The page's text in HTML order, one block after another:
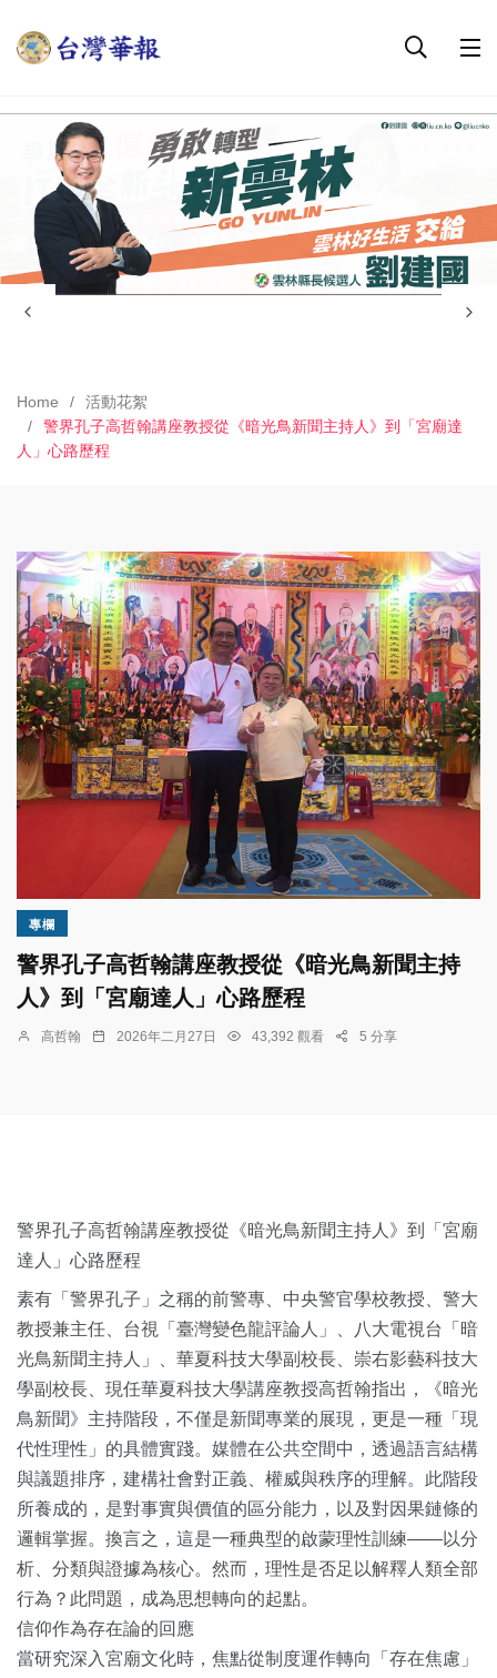
Home
活動花絮
警界孔子高哲翰講座教授從《暗光鳥新聞主持人》到「宮廟達
人」心路歷程
專欄
警界孔子高哲翰講座教授從《暗光鳥新聞主持
人》到「宮廟達人」心路歷程
高哲翰 2026年二月27日 43,392 觀看 5 分享
警界孔子高哲翰講座教授從《暗光鳥新聞主持人》到「宮廟
達人」心路歷程
素有「警界孔子」之稱的前警專、中央警官學校教授、警大
教授兼主任、台視「臺灣變色龍評論人」、八大電視台「暗
光鳥新聞主持人」、華夏科技大學副校長、崇右影藝科技大
學副校長、現任華夏科技大學講座教授高哲翰指出，《暗光
鳥新聞》主持階段，不僅是新聞專業的展現，更是一種「現
代性理性」的具體實踐。媒體在公共空間中，透過語言結構
與議題排序，建構社會對正義、權威與秩序的理解。此階段
所養成的，是對事實與價值的區分能力，以及對因果鏈條的
邏輯掌握。換言之，這是一種典型的啟蒙理性訓練——以分
析、分類與證據為核心。然而，理性是否足以解釋人類全部
行為？此問題，成為思想轉向的起點。
信仰作為存在論的回應
當研究深入宮廟文化時，焦點從制度運作轉向「存在焦慮」